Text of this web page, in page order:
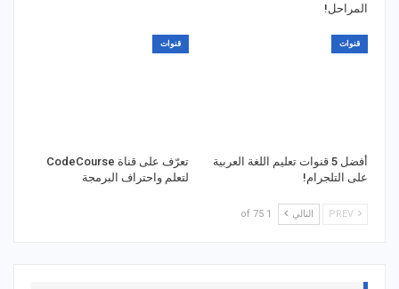
المراحل!
قنوات
أفضل 5 قنوات تعليم اللغة العربية
على التلجرام!
قنوات
تعرّف على قناة CodeCourse
لتعلم واحتراف البرمجة
التالي 1 of 75